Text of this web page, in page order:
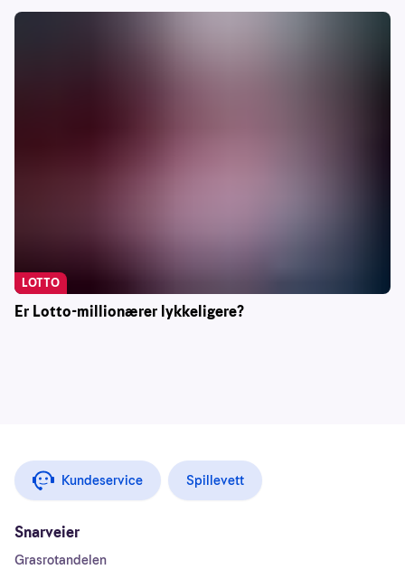
Er Lotto-millionærer lykkeligere?
LOTTO
Kundeservice Spillevett
Snarveier
Grasrotandelen